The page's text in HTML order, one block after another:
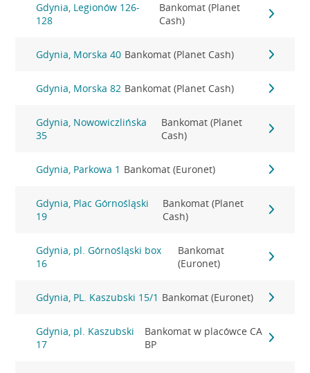
Gdynia, Legionów 126-
128
Bankomat (Planet
Cash)
Gdynia, Morska 40 Bankomat (Planet Cash)
Gdynia, Morska 82 Bankomat (Planet Cash)
Gdynia, Nowowiczlińska
35
Bankomat (Planet
Cash)
Gdynia, Parkowa 1 Bankomat (Euronet)
Gdynia, Plac Górnośląski
19
Bankomat (Planet
Cash)
Gdynia, pl. Górnośląski box
16
Bankomat
(Euronet)
Gdynia, PL. Kaszubski 15/1 Bankomat (Euronet)
Gdynia, pl. Kaszubski
17
Bankomat w placówce CA
BP